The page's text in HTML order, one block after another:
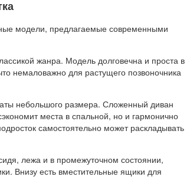
модели, предлагаемые современными
жанра. Модель долговечна и проста в
немаловажно для растущего позвоночника
небольшого размера. Сложенный диван
места в спальной, но и гармонично
самостоятельно может раскладывать
лежа и в промежуточном состоянии,
Внизу есть вместительные ящики для